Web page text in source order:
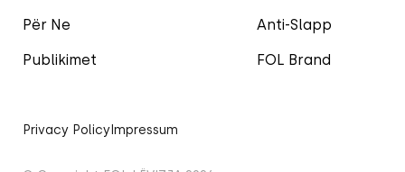
Për Ne
Publikimet
Anti-Slapp
FOL Brand
Privacy PolicyImpressum